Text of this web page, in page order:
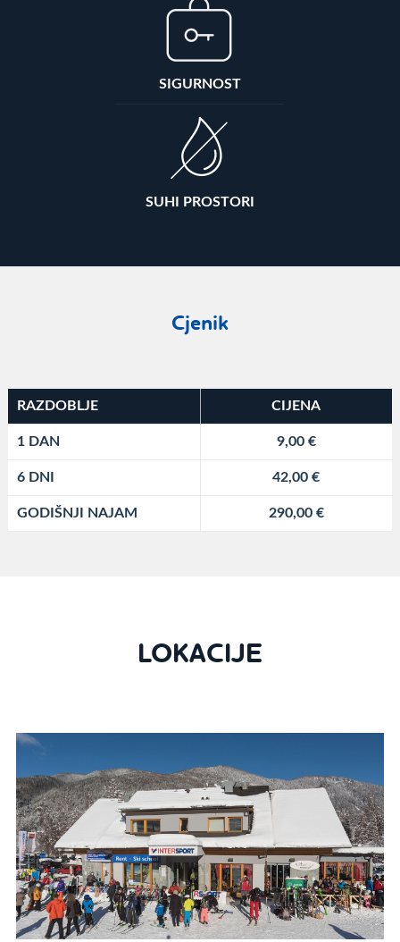
SIGURNOST
SUHI PROSTORI
Cjenik
RAZDOBLJE CIJENA
1 DAN 9,00 €
6 DNI 42,00 €
GODIŠNJI NAJAM 290,00 €
LOKACIJE